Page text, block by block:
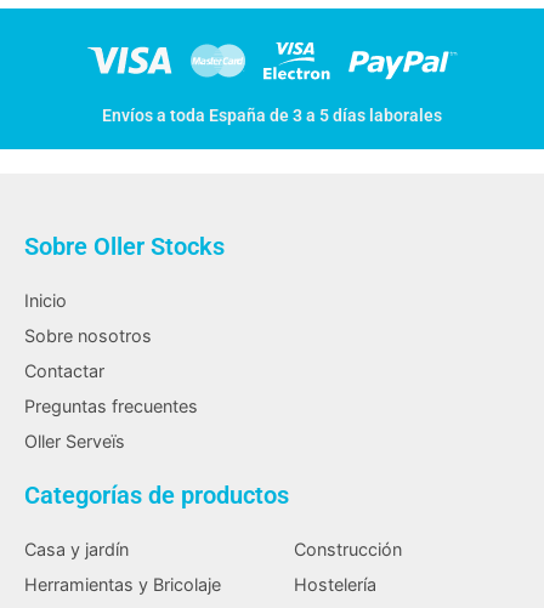
Envíos a toda España de 3 a 5 días laborales
Sobre Oller Stocks
Inicio
Sobre nosotros
Contactar
Preguntas frecuentes
Oller Serveïs
Categorías de productos
Casa y jardín
Construcción
Herramientas y Bricolaje
Hostelería